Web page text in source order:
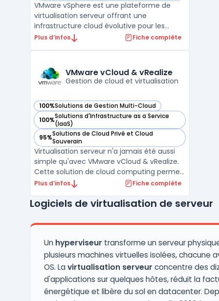
VMware vSphere est une plateforme de
virtualisation serveur offrant une
infrastructure cloud évolutive pour les
entreprises. Elle permet de gérer facilement
disponibilité des applications. Avec VMware
vSphere, les entrepris ...
Plus d’infos Fiche complète
VMware vCloud & vRealize
Gestion de cloud et virtualisation
100%Solutions de Gestion Multi-Cloud
— voir VMware vCloud & vRealize dans cette catégorie
100%Solutions d'Infrastructure as a Service
(IaaS)
— voir VMware vCloud & vRealize dans cette catégorie
95%Solutions de Cloud Privé et Cloud
Souverain
— voir VMware vCloud & vRealize dans cette catégorie
Virtualisation serveur n'a jamais été aussi
simple qu'avec VMware vCloud & vRealize.
Cette solution de cloud computing permet
aux entreprises de gérer leur infrastructure
efficace. VMware vCloud offre une plate-
des ressour ...
Plus d’infos Fiche complète
Logiciels de virtualisation de serveur
Un hyperviseur transforme un serveur
plusieurs machines virtuelles isolées, chacune
OS. Lavirtualisation serveur concentre des
d'applications sur quelques hôtes, réduit la
énergétique et libère du sol en datacenter.